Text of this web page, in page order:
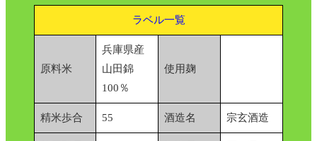
ラベル一覧
原料米
兵庫県産
山田錦
100％
使用麹
精米歩合 55 酒造名 宗玄酒造